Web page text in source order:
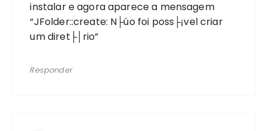
instalar e agora aparece a mensagem
“JFolder::create: N├úo foi poss├¡vel criar
um diret├│rio”
Responder